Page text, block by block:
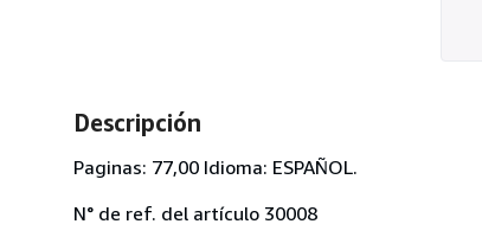
Descripción
Paginas: 77,00 Idioma: ESPAÑOL.
N° de ref. del artículo 30008